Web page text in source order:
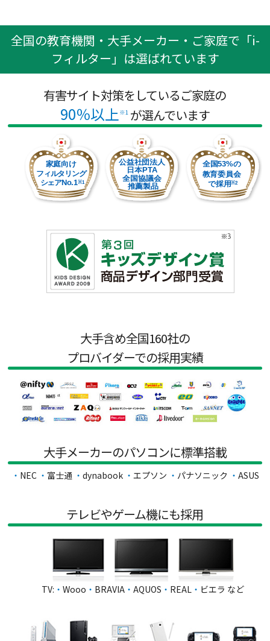
全国の教育機関・大手メーカー・ご家庭で「i-
フィルター」は選ばれています
有害サイト対策をしているご家庭の
90％以上 ※1が選んでいます
大手含め全国160社の
プロバイダーでの採用実績
大手メーカーのパソコンに標準搭載
NEC 富士通 dynabook エプソン パナソニック ASUS
テレビやゲーム機にも採用
TV: ・Wooo ・ BRAVIA ・AQUOS ・ REAL ・ ビエラ など